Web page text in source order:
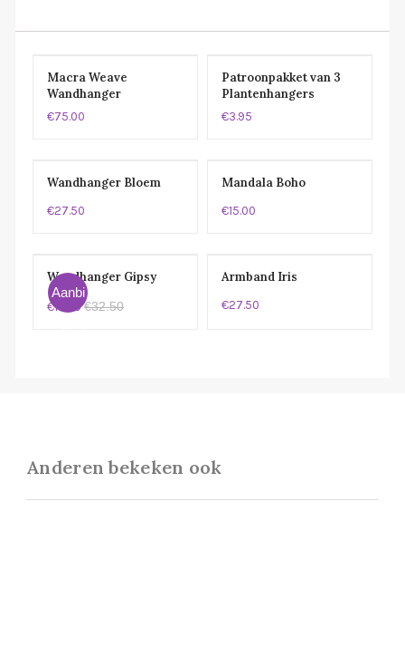
Macra Weave
Wandhanger
€75.00
Patroonpakket van 3
Plantenhangers
€3.95
Wandhanger Bloem
€27.50
Mandala Boho
€15.00
Aanbi
Wandhanger Gipsy
€19.50€32.50
Armband Iris
€27.50
Anderen bekeken ook